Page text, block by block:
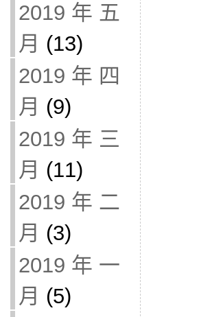
2019 年 五
月 (13)
2019 年 四
月 (9)
2019 年 三
月 (11)
2019 年 二
月 (3)
2019 年 一
月 (5)